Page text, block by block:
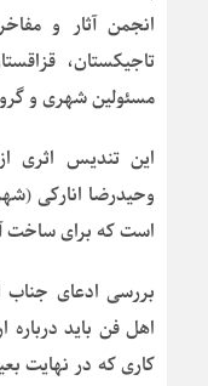
انجمن آثار و
تاجیکستان،
مسئولین شهری و
این تندیس اثری
است که برای ساخت آن ۱۵ میلیارد ریال هزینه
بررسی ادعای
اهل فن باید درباره
کاری که در نهایت